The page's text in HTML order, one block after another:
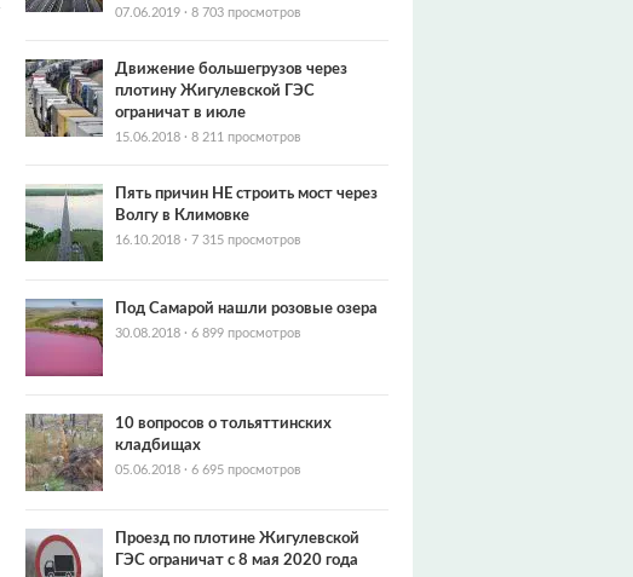
07.06.2019 · 8 703 просмотров
Движение большегрузов через
плотину Жигулевской ГЭС
ограничат в июле
15.06.2018 · 8 211 просмотров
Пять причин НЕ строить мост через
Волгу в Климовке
16.10.2018 · 7 315 просмотров
Под Самарой нашли розовые озера
30.08.2018 · 6 899 просмотров
10 вопросов о тольяттинских
кладбищах
05.06.2018 · 6 695 просмотров
Проезд по плотине Жигулевской
ГЭС ограничат с 8 мая 2020 года